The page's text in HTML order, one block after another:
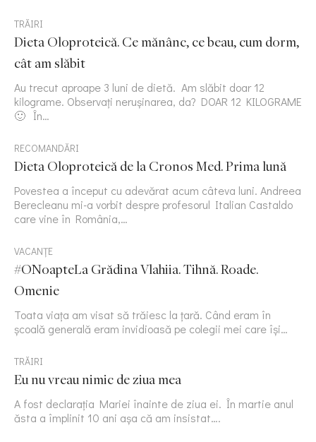
TRĂIRI
Dieta Oloproteică. Ce mănânc, ce beau, cum dorm,
cât am slăbit
Au trecut aproape 3 luni de dietă. Am slăbit doar 12
kilograme. Observați nerușinarea, da? DOAR 12 KILOGRAME
🙂 În…
RECOMANDĂRI
Dieta Oloproteică de la Cronos Med. Prima lună
Povestea a început cu adevărat acum câteva luni. Andreea
Berecleanu mi-a vorbit despre profesorul Italian Castaldo
care vine în România,…
VACANȚE
#ONoapteLa Grădina Vlahiia. Tihnă. Roade.
Omenie
Toata viața am visat să trăiesc la țară. Când eram în
școală generală eram invidioasă pe colegii mei care își…
TRĂIRI
Eu nu vreau nimic de ziua mea
A fost declarația Mariei înainte de ziua ei. În martie anul
ăsta a împlinit 10 ani așa că am insistat….